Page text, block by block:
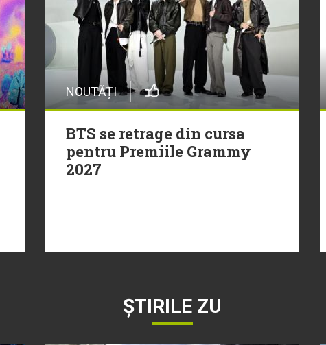
NOUTĂȚI
BTS se retrage din cursa
pentru Premiile Grammy
2027
ȘTIRILE ZU